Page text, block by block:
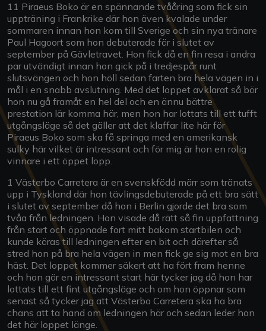
11 Piraeus Boko är en spännande tvååring som fick sin
uppträning i Frankrike där hon även kvalade under
sommaren innan hon kom till Sverige och sin nya tränare
Paul Hagoort som hon debuterade för i slutet av
september på Gävletravet. Hon fick då en fin resa i andra
par utvändigt innan hon gick på i tredjespår runt
slutsvängen och hon höll sedan farten bra hela vägen in i
mål i en snabb avslutning. Med det loppet avklarat så bör
hon nu gå framåt en hel del och en ännu bättre
prestation lär komma här, men hon har lottats till ett tufft
utgångsläge så det gäller att det klaffar lite här för
Piraeus Boko som ska få springa med en amerikansk
sulky här vilket är intressant och för mig är hon en rolig
vinnare i ett öppet lopp.
1 Västerbo Carretera är en svenskfödd märr som tränats
upp i Tyskland där hon tävlingsdebuterade på ett bra sätt
i slutet av september då hon i Berlin gjorde det bra som
tvåa från ledningen. Hon visade då rätt så fin uppfattning
från start och öppnade fort mitt bakom startbilen och
kunde köras till ledningen efter en bit och därefter så
stred hon på bra hela vägen in men fick ge sig mot en bra
häst. Det loppet kommer säkert att ha fört fram henne
och hon gör en intressant start här tycker jag då hon har
lottats till ett fint utgångsläge och om hon öppnar som
senast så tycker jag att Västerbo Carretera ska ha bra
chans att ta hand om ledningen här och sedan leder hon
det här loppet länge.